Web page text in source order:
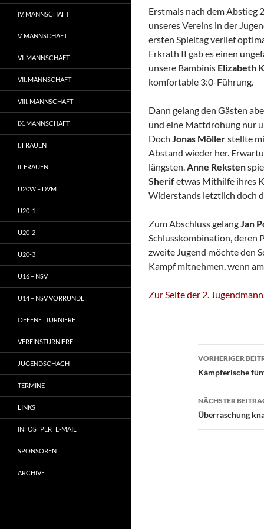
Erstmals nach dem Abstieg
unseres Vereins in der
ersten Spieltag verlief
Erkrath II gab es einen
unsere Bambinis Elizabeth
komfortable 3:0-Führung.
Dann gelang den Gästen
und eine Mattdrohung nur
Doch Jonas Möllerstellte
Abstand wieder her.
längsten.Anne Reksten
Sherifetwas Mithilfe ihres
Widerstands letztlich doch
Zum Abschluss gelangJan
Schlusskombination, deren
zweite Jugend möchte den
Kampf mitnehmen, wenn
Zur Seite der 2.
VORHERIGER
Kämpferische
NÄCHSTER
Überraschung
IV. MANNSCHAFT
V. MANNSCHAFT
VI. MANNSCHAFT
VII. MANNSCHAFT
VIII. MANNSCHAFT
IX. MANNSCHAFT
I. FRAUEN
II. FRAUEN
U20W – DVM
U20-1
U20-2
U20-3
U16 – NSV
U14 – NSV VORRUNDE
OFFENE TURNIERE
VEREINSTURNIERE
JUGENDSCHACH
TERMINE
LINKS
INFOS PER E-MAIL
SPONSOREN
ARCHIVE